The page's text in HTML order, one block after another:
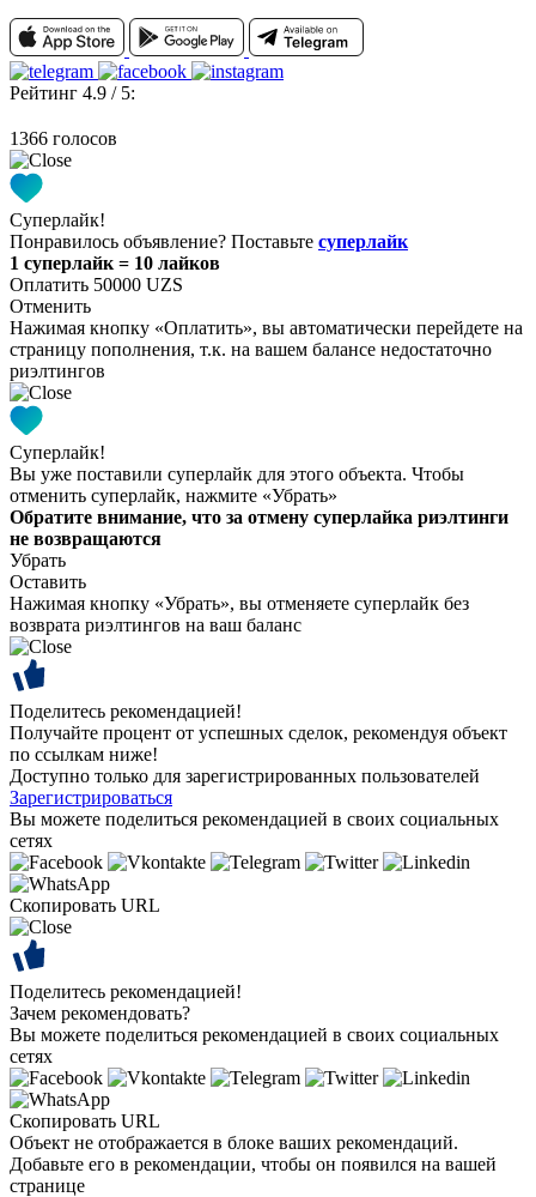
Рейтинг 4.9 / 5:
1366 голосов
Суперлайк!
Понравилось объявление? Поставьте суперлайк
1 суперлайк = 10 лайков
Оплатить 50000 UZS
Отменить
Нажимая кнопку «Оплатить», вы автоматически перейдете на
страницу пополнения, т.к. на вашем балансе недостаточно
риэлтингов
Суперлайк!
Вы уже поставили суперлайк для этого объекта. Чтобы
отменить суперлайк, нажмите «Убрать»
Обратите внимание, что за отмену суперлайка риэлтинги
не возвращаются
Убрать
Оставить
Нажимая кнопку «Убрать», вы отменяете суперлайк без
возврата риэлтингов на ваш баланс
Поделитесь рекомендацией!
Получайте процент от успешных сделок, рекомендуя объект
по ссылкам ниже!
Доступно только для зарегистрированных пользователей
Зарегистрироваться
Вы можете поделиться рекомендацией в своих социальных
сетях
Скопировать URL
Поделитесь рекомендацией!
Зачем рекомендовать?
Вы можете поделиться рекомендацией в своих социальных
сетях
Скопировать URL
Объект не отображается в блоке ваших рекомендаций.
Добавьте его в рекомендации, чтобы он появился на вашей
странице